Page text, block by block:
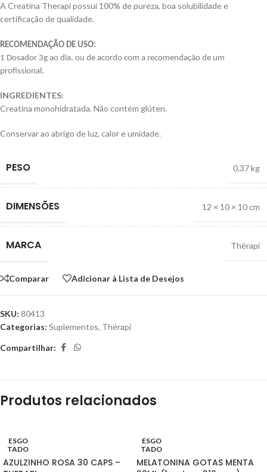
A Creatina Therapi possui 100% de pureza, boa solubilidade e
certificação de qualidade.
RECOMENDAÇÃO DE USO:
1 Dosador 3g ao dia, ou de acordo com a recomendação de um
profissional.
INGREDIENTES:
Creatina monohidratada. Não contém glúten.
Conservar ao abrigo de luz, calor e umidade.
PESO 0,37 kg
DIMENSÕES 12 × 10 × 10 cm
MARCA Thérapi
Comparar Adicionar à Lista de Desejos
SKU: 80413
Categorias: Suplementos, Thérapi
Compartilhar:
Produtos relacionados
ESGO
TADO
AZULZINHO ROSA 30 CAPS –
ESGO
TADO
MELATONINA GOTAS MENTA